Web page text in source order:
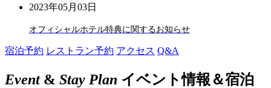
2023年05月03日
オフィシャルホテル特典に関するお知らせ
宿泊予約 レストラン予約 アクセス Q&A
Event& Stay Plan イベント情報＆宿泊